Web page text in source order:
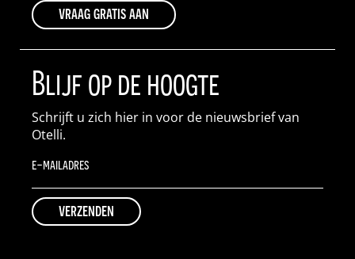
vraag gratis aan
Blijf op de hoogte
Schrijft u zich hier in voor de nieuwsbrief van
Otelli.